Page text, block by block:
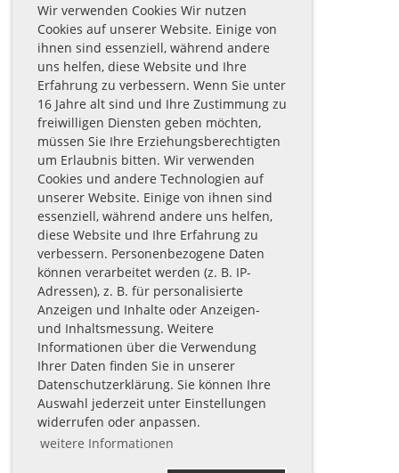
Wir verwenden Cookies Wir nutzen
Cookies auf unserer Website. Einige von
ihnen sind essenziell, während andere
uns helfen, diese Website und Ihre
Erfahrung zu verbessern. Wenn Sie unter
16 Jahre alt sind und Ihre Zustimmung zu
freiwilligen Diensten geben möchten,
müssen Sie Ihre Erziehungsberechtigten
um Erlaubnis bitten. Wir verwenden
Cookies und andere Technologien auf
unserer Website. Einige von ihnen sind
essenziell, während andere uns helfen,
diese Website und Ihre Erfahrung zu
verbessern. Personenbezogene Daten
können verarbeitet werden (z. B. IP-
Adressen), z. B. für personalisierte
Anzeigen und Inhalte oder Anzeigen-
und Inhaltsmessung. Weitere
Informationen über die Verwendung
Ihrer Daten finden Sie in unserer
Datenschutzerklärung. Sie können Ihre
Auswahl jederzeit unter Einstellungen
widerrufen oder anpassen.
weitere Informationen